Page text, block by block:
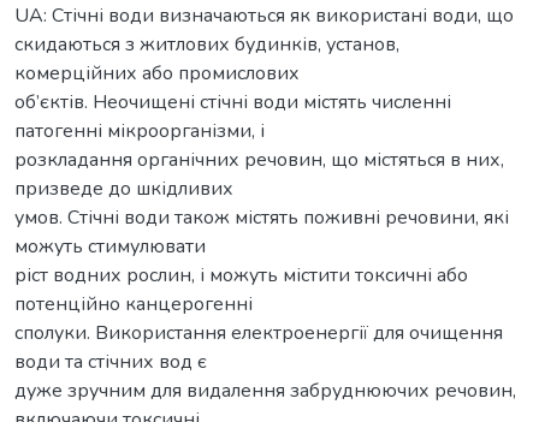
UA: Стічні води визначаються як використані води, що
скидаються з житлових будинків, установ,
комерційних або промислових
об’єктів. Неочищені стічні води містять численні
патогенні мікроорганізми, і
розкладання органічних речовин, що містяться в них,
призведе до шкідливих
умов. Стічні води також містять поживні речовини, які
можуть стимулювати
ріст водних рослин, і можуть містити токсичні або
потенційно канцерогенні
сполуки. Використання електроенергії для очищення
води та стічних вод є
дуже зручним для видалення забруднюючих речовин,